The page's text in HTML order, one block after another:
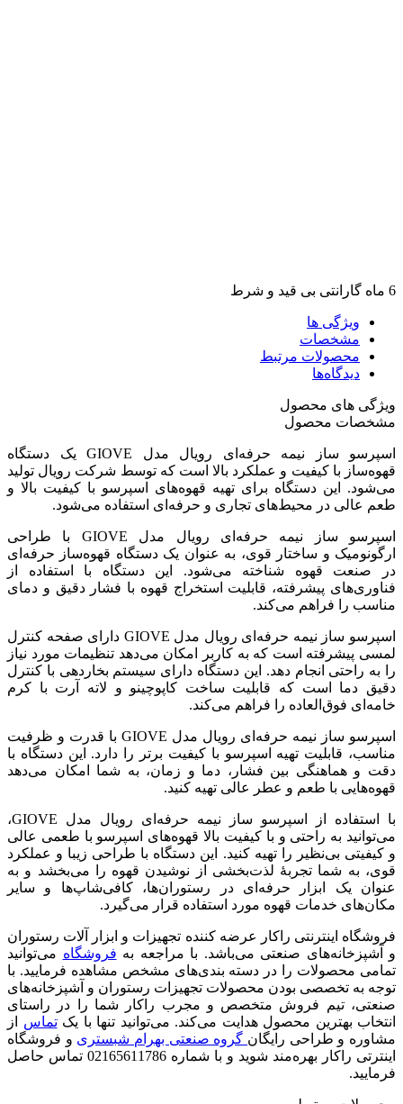
6 ماه گارانتی بی قید و شرط
ویژگی ها
مشخصات
محصولات مرتبط
دیدگاه‌ها
ویژگی های محصول
مشخصات محصول
اسپرسو ساز نیمه حرفه‌ای رویال مدل GIOVE یک دستگاه
قهوه‌ساز با کیفیت و عملکرد بالا است که توسط شرکت رویال تولید
می‌شود. این دستگاه برای تهیه قهوه‌های اسپرسو با کیفیت بالا و
طعم عالی در محیط‌های تجاری و حرفه‌ای استفاده می‌شود.
اسپرسو ساز نیمه حرفه‌ای رویال مدل GIOVE با طراحی
ارگونومیک و ساختار قوی، به عنوان یک دستگاه قهوه‌ساز حرفه‌ای
در صنعت قهوه شناخته می‌شود. این دستگاه با استفاده از
فناوری‌های پیشرفته، قابلیت استخراج قهوه با فشار دقیق و دمای
مناسب را فراهم می‌کند.
اسپرسو ساز نیمه حرفه‌ای رویال مدل GIOVE دارای صفحه کنترل
لمسی پیشرفته است که به کاربر امکان می‌دهد تنظیمات مورد نیاز
را به راحتی انجام دهد. این دستگاه دارای سیستم بخاردهی با کنترل
دقیق دما است که قابلیت ساخت کاپوچینو و لاته آرت با کرم
خامه‌ای فوق‌العاده را فراهم می‌کند.
اسپرسو ساز نیمه حرفه‌ای رویال مدل GIOVE با قدرت و ظرفیت
مناسب، قابلیت تهیه اسپرسو با کیفیت برتر را دارد. این دستگاه با
دقت و هماهنگی بین فشار، دما و زمان، به شما امکان می‌دهد
قهوه‌هایی با طعم و عطر عالی تهیه کنید.
با استفاده از اسپرسو ساز نیمه حرفه‌ای رویال مدل GIOVE،
می‌توانید به راحتی و با کیفیت بالا قهوه‌های اسپرسو با طعمی عالی
و کیفیتی بی‌نظیر را تهیه کنید. این دستگاه با طراحی زیبا و عملکرد
قوی، به شما تجربهٔ لذت‌بخشی از نوشیدن قهوه را می‌بخشد و به
عنوان یک ابزار حرفه‌ای در رستوران‌ها، کافی‌شاپ‌ها و سایر
مکان‌های خدمات قهوه مورد استفاده قرار می‌گیرد.
فروشگاه اینترنتی راکار عرضه کننده تجهیزات و ابزار آلات رستوران
و آشپزخانه‌های صنعتی می‌باشد. با مراجعه به فروشگاه می‌توانید
تمامی محصولات را در دسته بندی‌های مشخص مشاهده فرمایید. با
توجه به تخصصی بودن محصولات تجهیزات رستوران و آشپزخانه‌های
صنعتی، تیم فروش متخصص و مجرب راکار شما را در راستای
انتخاب بهترین محصول هدایت می‌کند. می‌توانید تنها با یکتماس از
مشاوره و طراحی رایگان گروه صنعتی بهرام شبستری و فروشگاه
اینترتی راکار بهره‌مند شوید و با شماره 02165611786 تماس حاصل
فرمایید.